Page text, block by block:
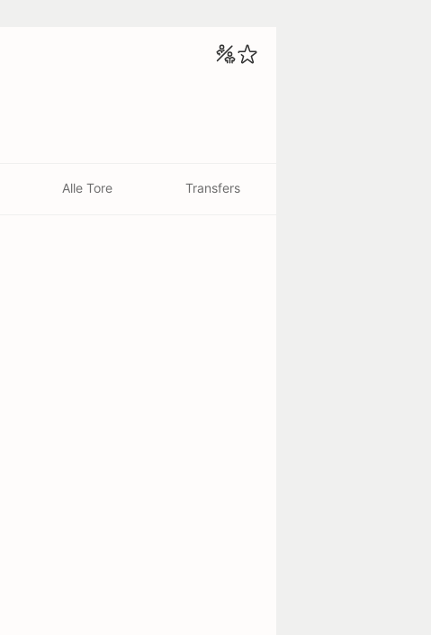
Alle Tore Transfers